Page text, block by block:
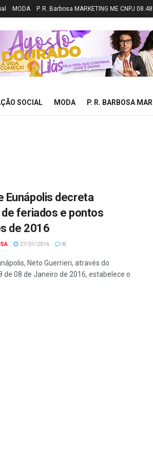
MODA P. R. Barbosa MARKETING ME CNPJ
SOCIAL MODA P. R. BARBOSA
Eunápolis decreta
feriados e pontos
de 2016
27/01/2016 0
Neto Guerrieri, através do
de 08 de Janeiro de 2016, estabelece o